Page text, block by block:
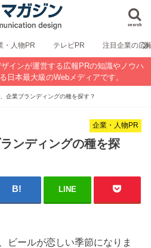
search
・人物PR テレビPR 注目企業の広
インが運営する広報PRの知識やノウハ
日本最大級のWebメディアです。
企業ブランディングの種を探す？
企業・人物PR
ンディングの種を探
LINE
ビールが恋しい季節になりま